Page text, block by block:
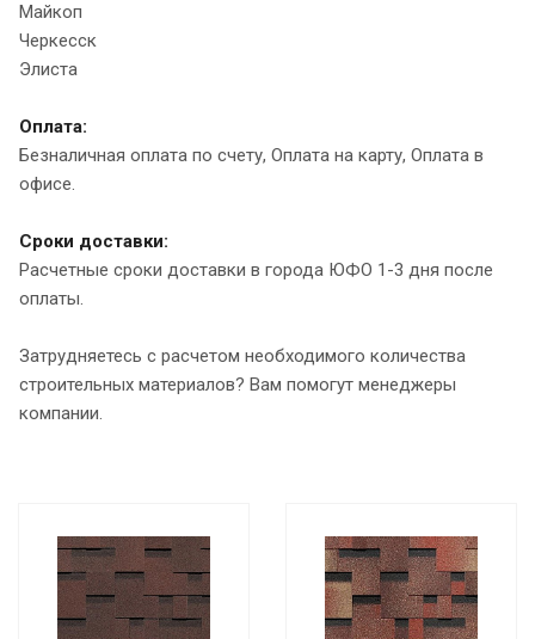
Майкоп
Черкесск
Элиста
Оплата:
Безналичная оплата по счету, Оплата на карту, Оплата в
офисе.
Сроки доставки:
Расчетные сроки доставки в города ЮФО 1-3 дня после
оплаты.
Затрудняетесь с расчетом необходимого количества
строительных материалов? Вам помогут менеджеры
компании.